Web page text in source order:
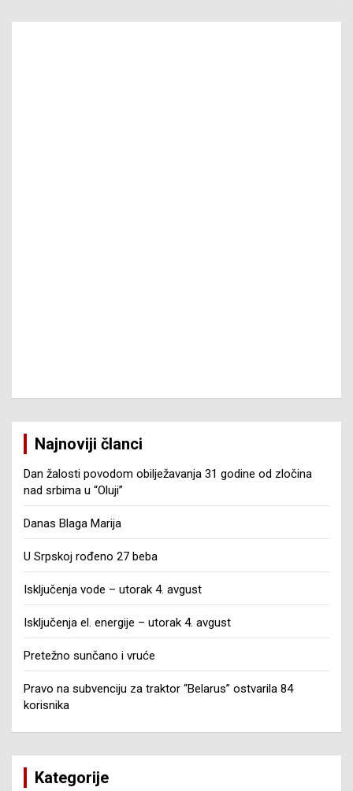
Najnoviji članci
Dan žalosti povodom obilježavanja 31 godine od zločina
nad srbima u “Oluji”
Danas Blaga Marija
U Srpskoj rođeno 27 beba
Isključenja vode – utorak 4. avgust
Isključenja el. energije – utorak 4. avgust
Pretežno sunčano i vruće
Pravo na subvenciju za traktor “Belarus” ostvarila 84
korisnika
Kategorije